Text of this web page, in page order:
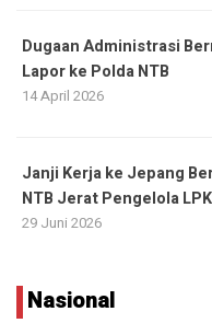
Dugaan Administrasi
Lapor ke Polda NTB
14 April 2026
Janji Kerja ke Jepang
NTB Jerat Pengelola
29 Juni 2026
Nasional